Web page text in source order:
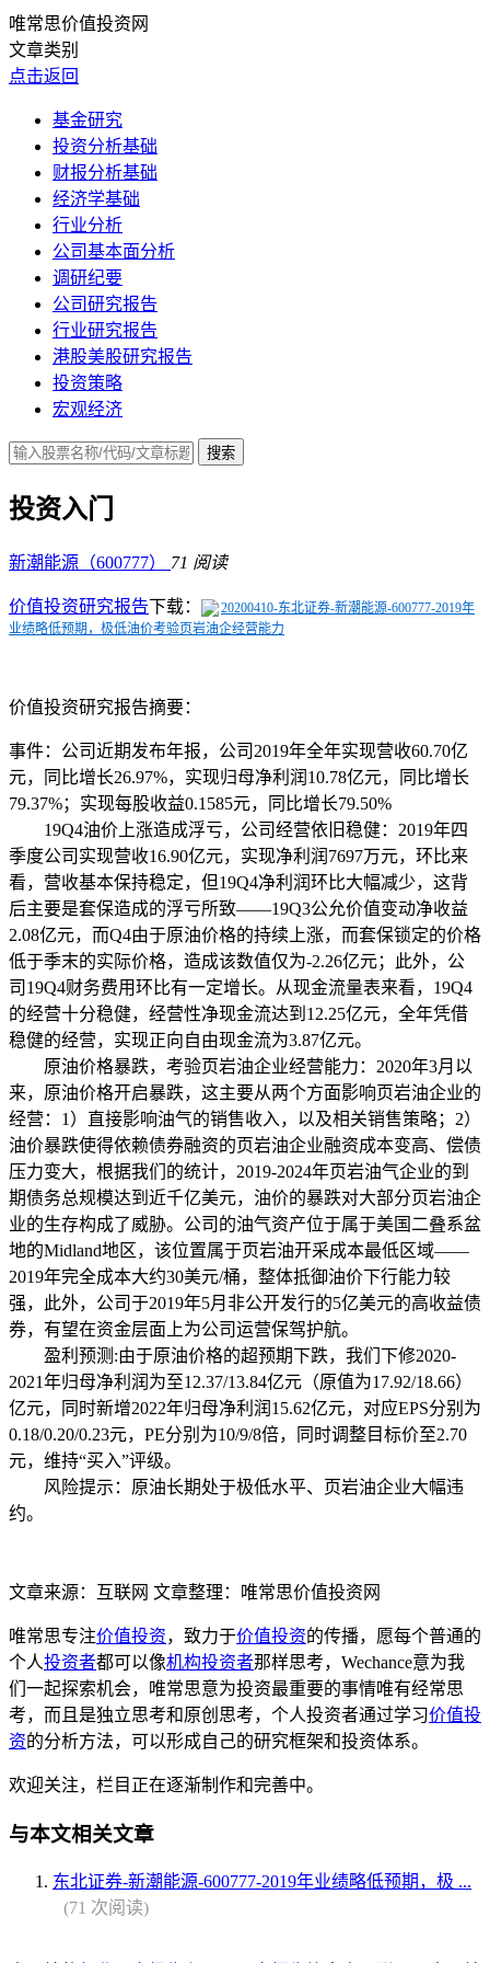
唯常思价值投资网
文章类别
点击返回
基金研究
投资分析基础
财报分析基础
经济学基础
行业分析
公司基本面分析
调研纪要
公司研究报告
行业研究报告
港股美股研究报告
投资策略
宏观经济
投资入门
新潮能源（600777） 71 阅读
价值投资研究报告下载：
20200410-东北证券-新潮能源-600777-2019年
业绩略低预期，极低油价考验页岩油企经营能力
价值投资研究报告摘要：
事件：公司近期发布年报，公司2019年全年实现营收60.70亿
元，同比增长26.97%，实现归母净利润10.78亿元，同比增长
79.37%；实现每股收益0.1585元，同比增长79.50%
19Q4油价上涨造成浮亏，公司经营依旧稳健：2019年四
季度公司实现营收16.90亿元，实现净利润7697万元，环比来
看，营收基本保持稳定，但19Q4净利润环比大幅减少，这背
后主要是套保造成的浮亏所致——19Q3公允价值变动净收益
2.08亿元，而Q4由于原油价格的持续上涨，而套保锁定的价格
低于季末的实际价格，造成该数值仅为-2.26亿元；此外，公
司19Q4财务费用环比有一定增长。
从现金流量表来看，19Q4
的经营十分稳健，经营性净现金流达到12.25亿元，全年凭借
稳健的经营，实现正向自由现金流为3.87亿元。
原油价格暴跌，考验页岩油企业经营能力：2020年3月以
来，原油价格开启暴跌，这主要从两个方面影响页岩油企业的
经营：1）直接影响油气的销售收入，以及相关销售策略；2）
油价暴跌使得依赖债券融资的页岩油企业融资成本变高、偿债
压力变大，根据我们的统计，2019-2024年页岩油气企业的到
期债务总规模达到近千亿美元，油价的暴跌对大部分页岩油企
业的生存构成了威胁。公司的油气资产位于属于美国二叠系盆
地的Midland地区，该位置属于页岩油开采成本最低区域——
2019年完全成本大约30美元/桶，整体抵御油价下行能力较
强，此外，公司于2019年5月非公开发行的5亿美元的高收益债
券，有望在资金层面上为公司运营保驾护航。
盈利预测:由于原油价格的超预期下跌，我们下修2020-
2021年归母净利润为至12.37/13.84亿元（原值为17.92/18.66）
亿元，同时新增2022年归母净利润15.62亿元，对应EPS分别为
0.18/0.20/0.23元，PE分别为10/9/8倍，同时调整目标价至2.70
元，维持“买入”评级。
风险提示：原油长期处于极低水平、页岩油企业大幅违
约。
文章来源：互联网 文章整理：唯常思价值投资网
唯常思专注价值投资，致力于价值投资的传播，愿每个普通的
个人投资者都可以像机构投资者那样思考，Wechance意为我
们一起探索机会，唯常思意为投资最重要的事情唯有经常思
考，而且是独立思考和原创思考，个人投资者通过学习价值投
资的分析方法，可以形成自己的研究框架和投资体系。
欢迎关注，栏目正在逐渐制作和完善中。
与本文相关文章
东北证券-新潮能源-600777-2019年业绩略低预期，极 ...
(71 次阅读)